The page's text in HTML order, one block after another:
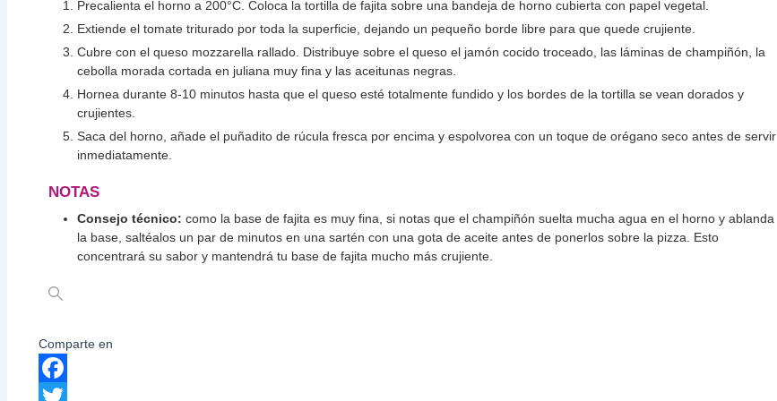
Precalienta el horno a 200°C. Coloca la tortilla de fajita sobre una bandeja de horno cubierta con papel vegetal.
Extiende el tomate triturado por toda la superficie, dejando un pequeño borde libre para que quede crujiente.
Cubre con el queso mozzarella rallado. Distribuye sobre el queso el jamón cocido troceado, las láminas de champiñón, la
cebolla morada cortada en juliana muy fina y las aceitunas negras.
Hornea durante 8-10 minutos hasta que el queso esté totalmente fundido y los bordes de la tortilla se vean dorados y
crujientes.
Saca del horno, añade el puñadito de rúcula fresca por encima y espolvorea con un toque de orégano seco antes de servir
inmediatamente.
NOTAS
Consejo técnico: como la base de fajita es muy fina, si notas que el champiñón suelta mucha agua en el horno y ablanda
la base, saltéalos un par de minutos en una sartén con una gota de aceite antes de ponerlos sobre la pizza. Esto
concentrará su sabor y mantendrá tu base de fajita mucho más crujiente.
Comparte en
Facebook